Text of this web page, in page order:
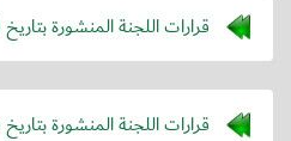
قرارات اللجنة المنشورة
قرارات اللجنة المنشورة